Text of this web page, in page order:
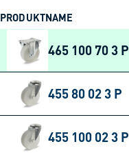
PRODUKTNAME
465 100 70 3 P
455 80 02 3 P
455 100 02 3 P